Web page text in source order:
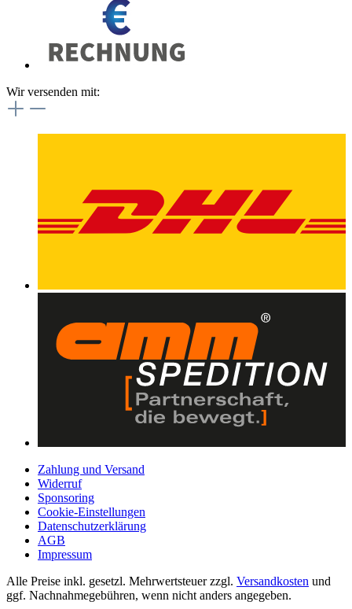
Wir versenden mit:
Zahlung und Versand
Widerruf
Sponsoring
Cookie-Einstellungen
Datenschutzerklärung
AGB
Impressum
Alle Preise inkl. gesetzl. Mehrwertsteuer zzgl. Versandkosten und
ggf. Nachnahmegebühren, wenn nicht anders angegeben.